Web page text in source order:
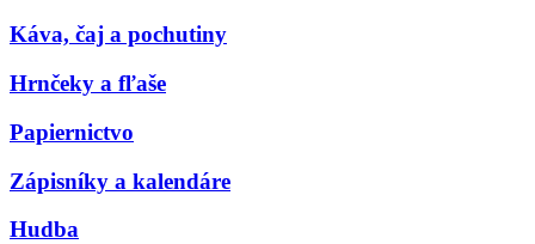
Káva, čaj a pochutiny
Hrnčeky a fľaše
Papiernictvo
Zápisníky a kalendáre
Hudba